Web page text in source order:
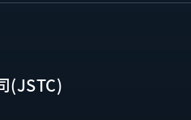
(JSTC)